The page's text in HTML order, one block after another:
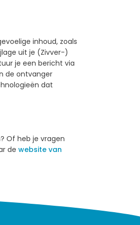
inhoud, zoals
uit je (Zivver-)
je een bericht via
de ontvanger
dat
Of heb je vragen
de website van